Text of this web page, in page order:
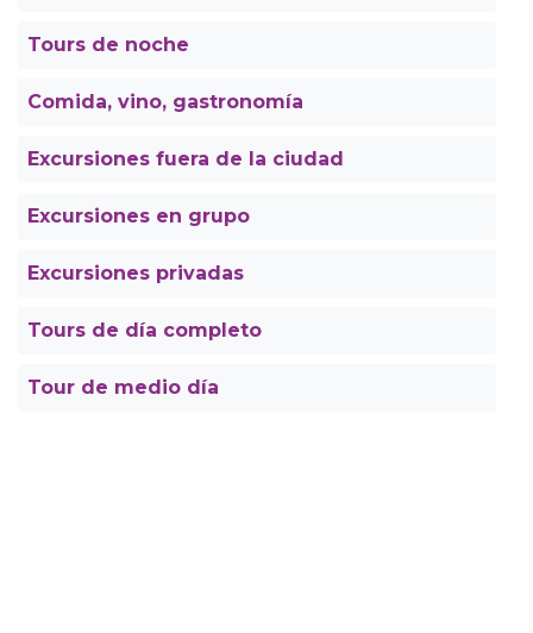
Tours de noche
Comida, vino, gastronomía
Excursiones fuera de la ciudad
Excursiones en grupo
Excursiones privadas
Tours de día completo
Tour de medio día